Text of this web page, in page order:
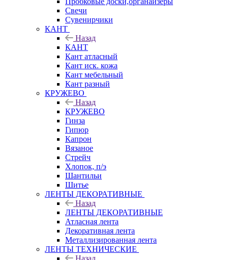
Свечи
Сувенирчики
КАНТ
Назад
КАНТ
Кант атласный
Кант иск. кожа
Кант мебельный
Кант разный
КРУЖЕВО
Назад
КРУЖЕВО
Гинза
Гипюр
Капрон
Вязаное
Стрейч
Хлопок, п/э
Шантильи
Шитье
ЛЕНТЫ ДЕКОРАТИВНЫЕ
Назад
ЛЕНТЫ ДЕКОРАТИВНЫЕ
Атласная лента
Декоративная лента
Металлизированная лента
ЛЕНТЫ ТЕХНИЧЕСКИЕ
Назад